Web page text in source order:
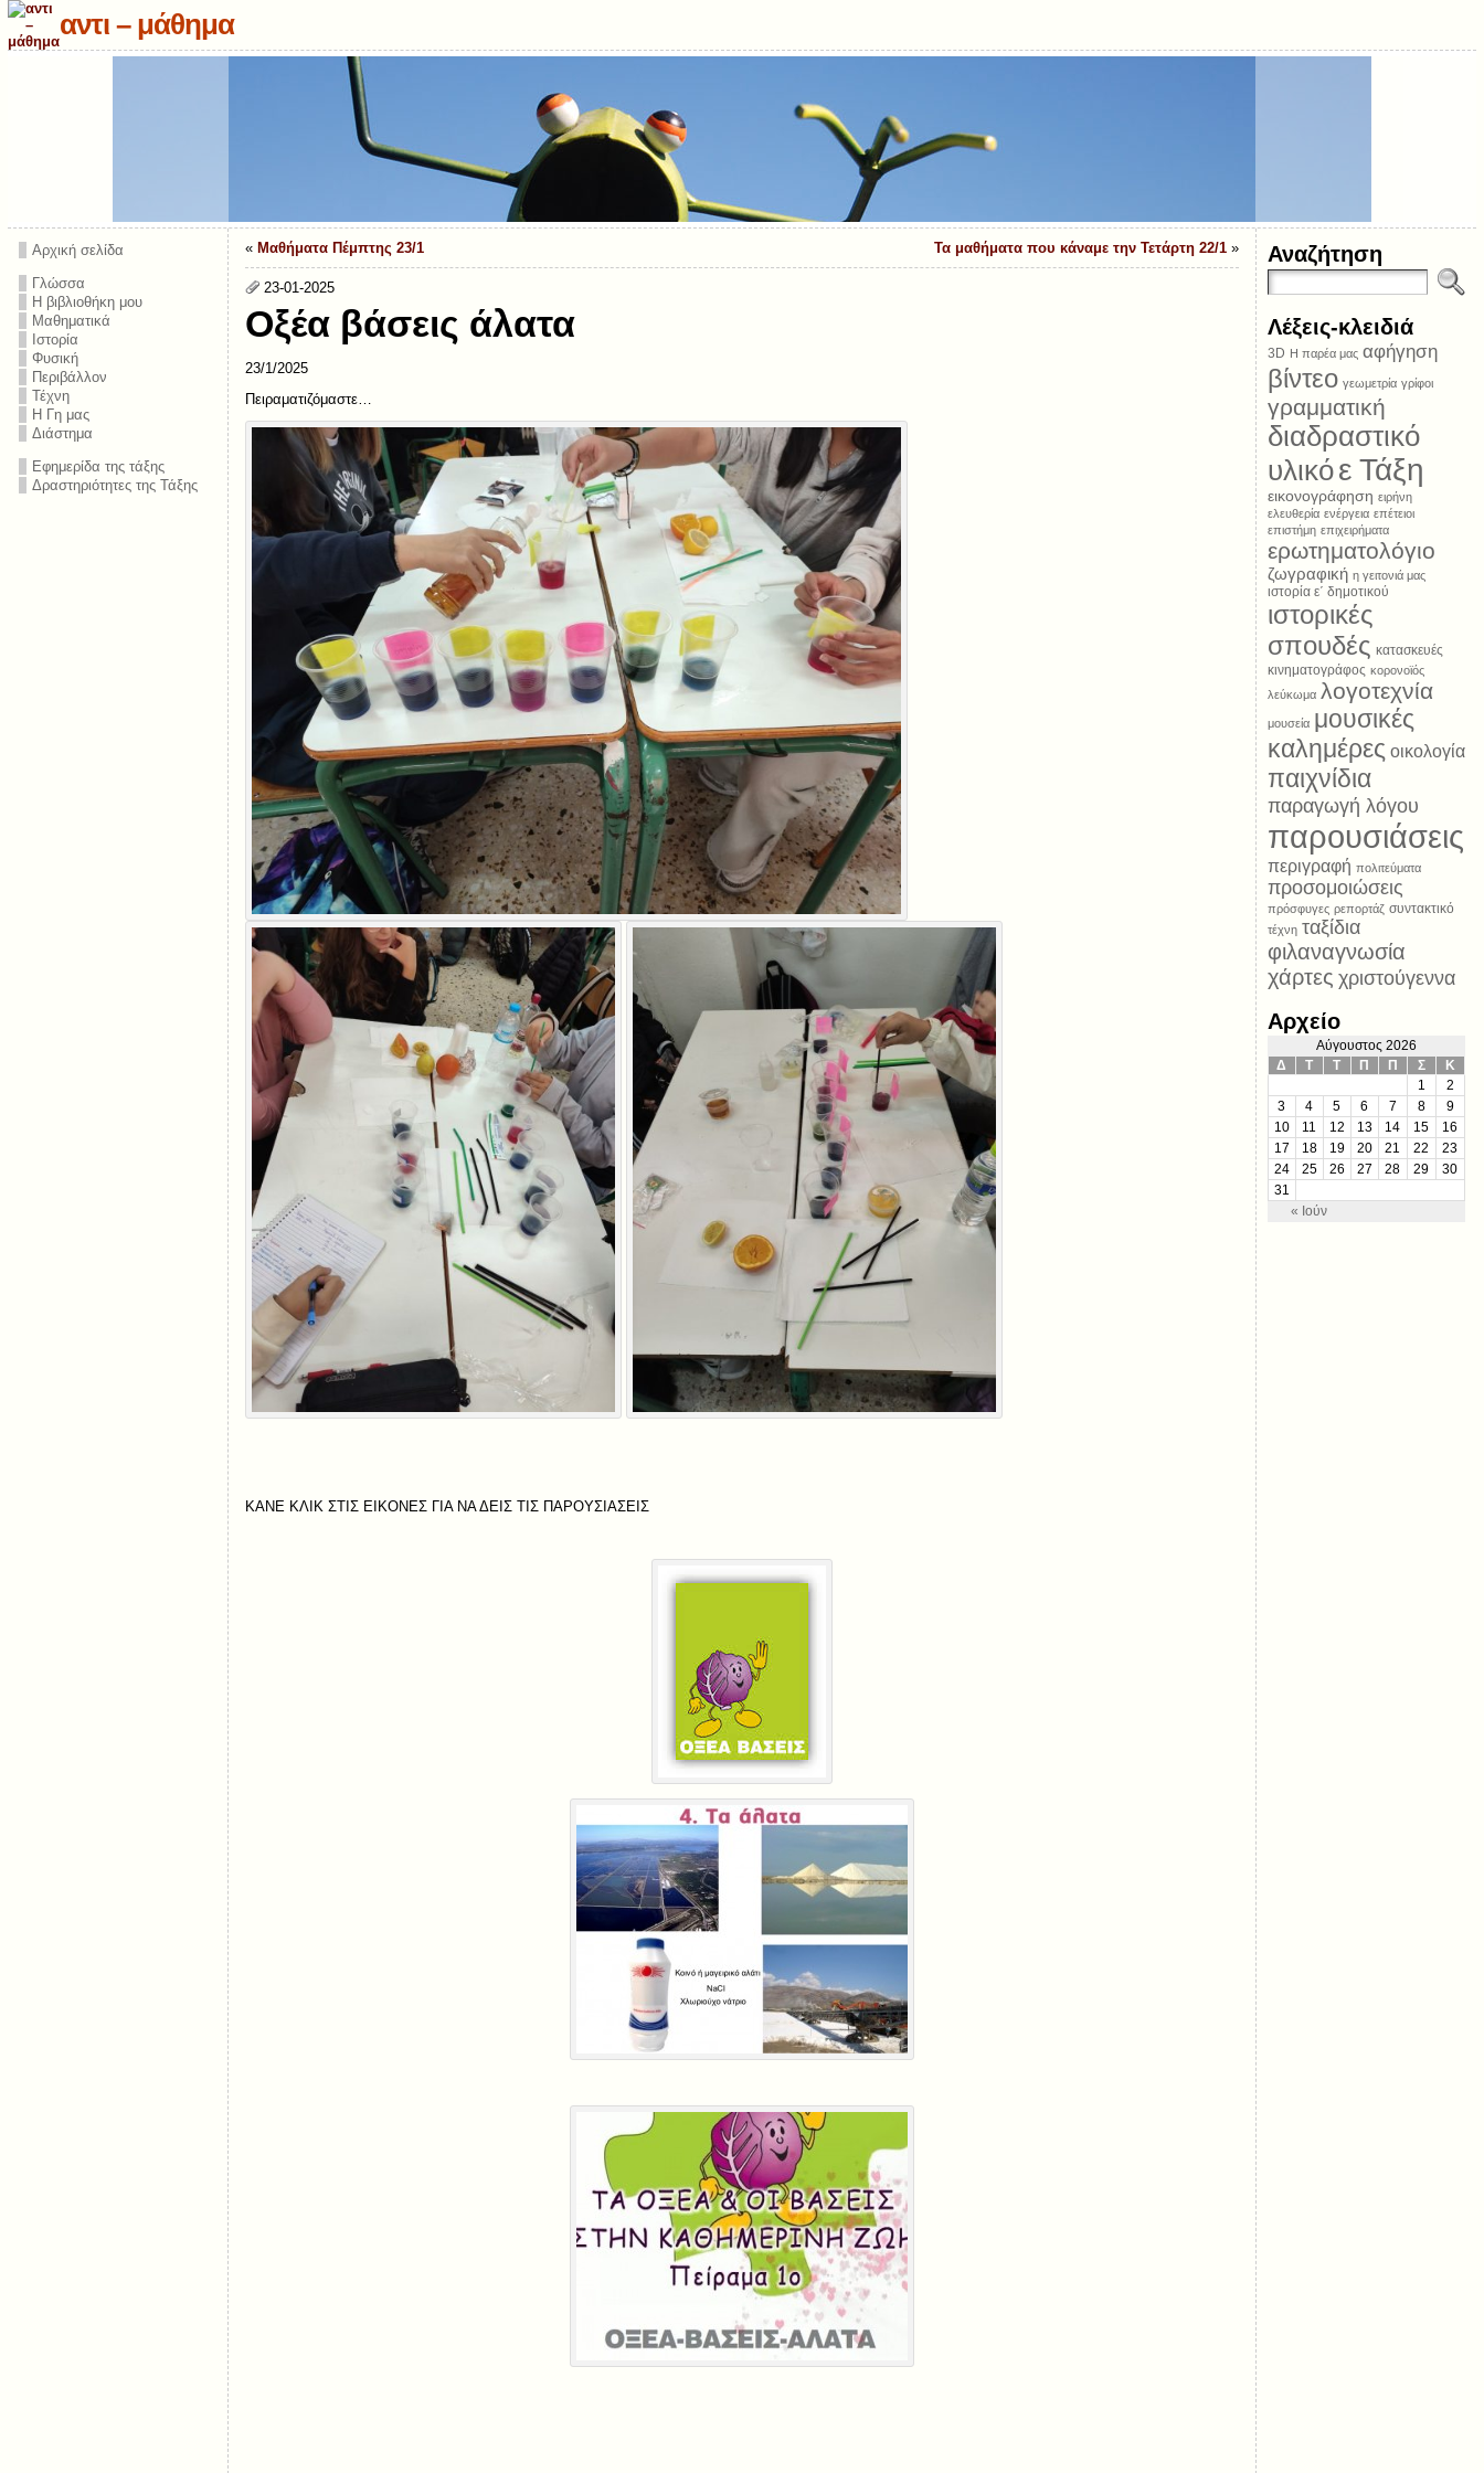
αντι – μάθημα
Αρχική σελίδα
Γλώσσα
Η βιβλιοθήκη μου
Μαθηματικά
Ιστορία
Φυσική
Περιβάλλον
Τέχνη
Η Γη μας
Διάστημα
Εφημερίδα της τάξης
Δραστηριότητες της Τάξης
« Μαθήματα Πέμπτης 23/1 Τα μαθήματα που κάναμε την Τετάρτη 22/1»
23-01-2025
Οξέα βάσεις άλατα
23/1/2025
Πειραματιζόμαστε…
ΚΑΝΕ ΚΛΙΚ ΣΤΙΣ ΕΙΚΟΝΕΣ ΓΙΑ ΝΑ ΔΕΙΣ ΤΙΣ ΠΑΡΟΥΣΙΑΣΕΙΣ
Αναζήτηση
Λέξεις-κλειδιά
3D Η παρέα μας αφήγηση
βίντεο γεωμετρία γρίφοι
γραμματική
διαδραστικό
υλικόε Τάξη
εικονογράφηση ειρήνη
ελευθερία ενέργεια επέτειοι
επιστήμη επιχειρήματα
ερωτηματολόγιο
ζωγραφική η γειτονιά μας
ιστορία ε΄ δημοτικού
ιστορικές
σπουδές κατασκευές
κινηματογράφος κορονοϊός
λεύκωμα λογοτεχνία
μουσεία μουσικές
καλημέρες οικολογία
παιχνίδια
παραγωγή λόγου
παρουσιάσεις
περιγραφή πολιτεύματα
προσομοιώσεις
πρόσφυγες ρεπορτάζ συντακτικό
τέχνη ταξίδια
φιλαναγνωσία
χάρτες χριστούγεννα
Αρχείο
Αύγουστος 2026
Δ
Τ Τ Π Π Σ Κ
« Ιούν
1
2
3
4 5 6 7 8
9
10
11 12 13 14 15
16
17
18 19 20 21 22
23
24
25 26 27 28 29
30
31